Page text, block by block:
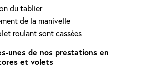
du tablier
de la manivelle
roulant sont cassées
unes de nos prestations en
et volets